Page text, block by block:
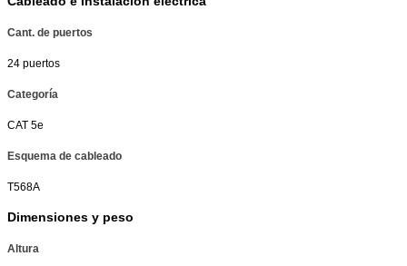
Cant. de puertos
24 puertos
Categoría
CAT 5e
Esquema de cableado
T568A
Dimensiones y peso
Altura